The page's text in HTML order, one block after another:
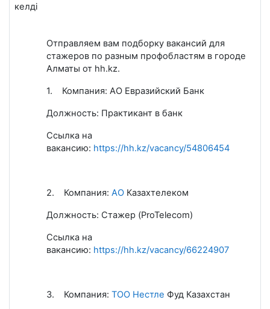
келді
Отправляем вам подборку вакансий для
стажеров по разным профобластям в городе
Алматы от hh.kz.
1. Компания: АО Евразийский Банк
Должность: Практикант в банк
Ссылка на
вакансию: https://hh.kz/vacancy/54806454
2. Компания: АО Казахтелеком
Должность: Стажер (ProTelecom)
Ссылка на
вакансию: https://hh.kz/vacancy/66224907
3. Компания: ТОО Нестле Фуд Казахстан